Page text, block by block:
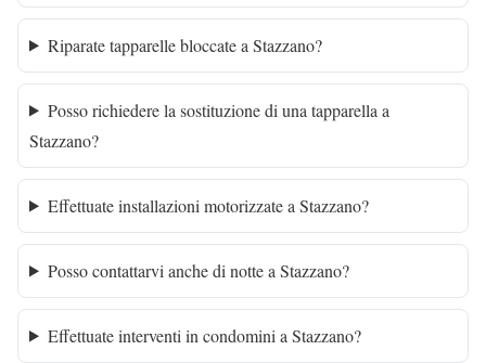
Riparate tapparelle bloccate a Stazzano?
Posso richiedere la sostituzione di una tapparella a
Stazzano?
Effettuate installazioni motorizzate a Stazzano?
Posso contattarvi anche di notte a Stazzano?
Effettuate interventi in condomini a Stazzano?